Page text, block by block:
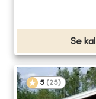
Se
5 (25)